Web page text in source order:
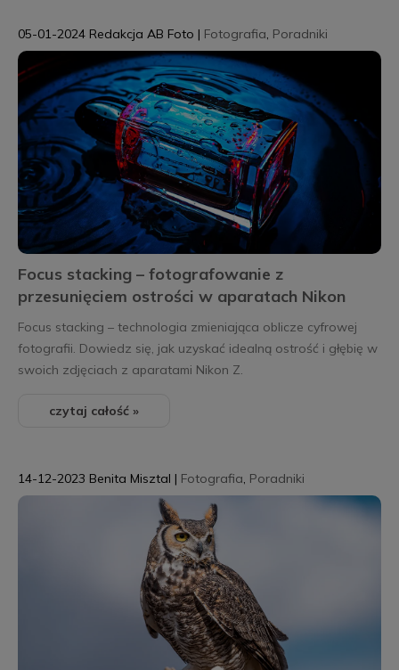
Focus stacking – fotografowanie z
przesunięciem ostrości w aparatach Nikon
05-01-2024 Redakcja AB Foto | Fotografia, Poradniki
Focus stacking – technologia zmieniająca oblicze cyfrowej
fotografii. Dowiedz się, jak uzyskać idealną ostrość i głębię w
swoich zdjęciach z aparatami Nikon Z.
czytaj całość »
14-12-2023 Benita Misztal | Fotografia, Poradniki